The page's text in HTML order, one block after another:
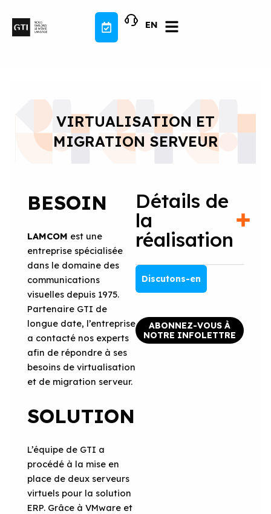
contenu
EN
VIRTUALISATION ET
MIGRATION SERVEUR
BESOIN
LAMCOM est une
entreprise spécialisée
dans le domaine des
communications
visuelles depuis 1975.
Partenaire GTI de
longue date, l’entreprise
a contacté nos experts
afin de répondre à ses
besoins de virtualisation
et de migration serveur.
SOLUTION
L’équipe de GTI a
procédé à la mise en
place de deux serveurs
virtuels pour la solution
ERP. Grâce à VMware et
Détails de
la
réalisation
Discutons-en
ABONNEZ-VOUS À
NOTRE INFOLETTRE